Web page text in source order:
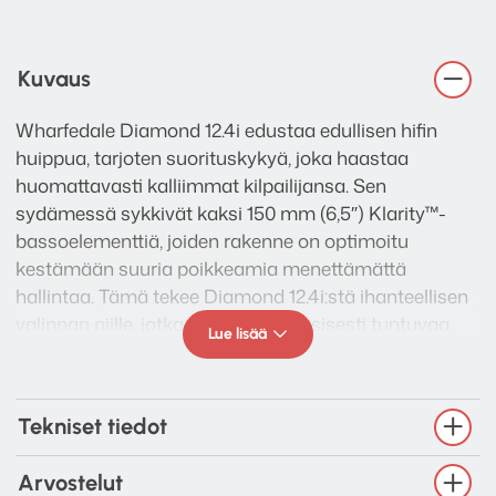
Kuvaus
Wharfedale Diamond 12.4i edustaa edullisen hifin
huippua, tarjoten suorituskykyä, joka haastaa
huomattavasti kalliimmat kilpailijansa. Sen
sydämessä sykkivät kaksi 150 mm (6,5″) Klarity™-
bassoelementtiä, joiden rakenne on optimoitu
kestämään suuria poikkeamia menettämättä
hallintaa. Tämä tekee Diamond 12.4i:stä ihanteellisen
valinnan niille, jotka arvostavat fyysisesti tuntuvaa
bassopotkua ja suurta äänenpainetta, mutta haluavat
Kaiuttimen akustinen suunnittelu on viety uudelle
tasolle tietokoneavusteisella simulaatiolla, jolla on
varmistettu kotelon ja elementtien täydellinen
Lue lisää
Tekniset tiedot
Arvostelut